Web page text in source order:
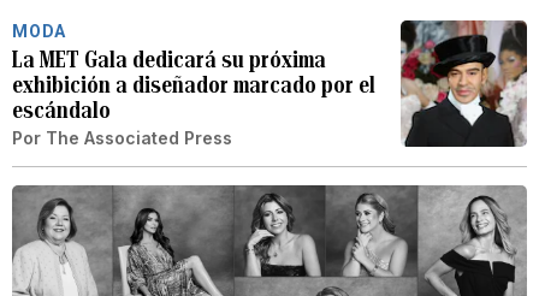
MODA
La MET Gala dedicará su próxima
exhibición a diseñador marcado por el
escándalo
Por The Associated Press